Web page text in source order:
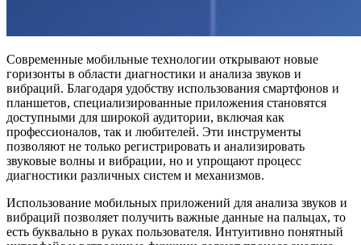
Современные мобильные технологии открывают новые
горизонты в области диагностики и анализа звуков и
вибраций. Благодаря удобству использования смартфонов и
планшетов, специализированные приложения становятся
доступными для широкой аудитории, включая как
профессионалов, так и любителей. Эти инструменты
позволяют не только регистрировать и анализировать
звуковые волны и вибрации, но и упрощают процесс
диагностики различных систем и механизмов.
Использование мобильных приложений для анализа звуков и
вибраций позволяет получить важные данные на пальцах, то
есть буквально в руках пользователя. Интуитивно понятный